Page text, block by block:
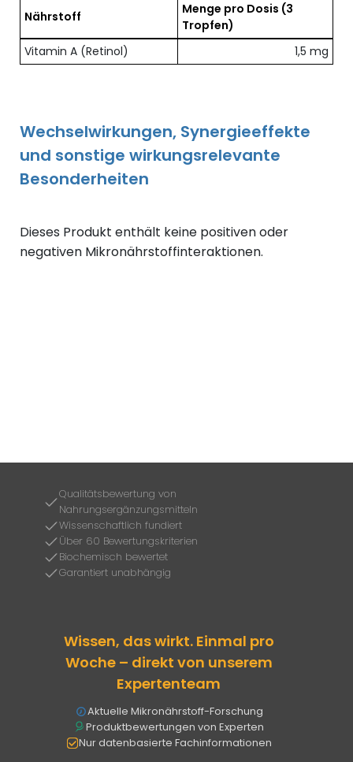
Übersicht der enthaltenen Nährstoffe pro Dosis
Nährstoff Menge pro Dosis (3
Tropfen)
Vitamin A (Retinol)
1,5 mg
Wechselwirkungen, Synergieeffekte
und sonstige wirkungsrelevante
Besonderheiten
Dieses Produkt enthält keine positiven oder
negativen Mikronährstoffinteraktionen.
Qualitätsbewertung von
Nahrungsergänzungsmitteln
Wissenschaftlich fundiert
Über 60 Bewertungskriterien
Biochemisch bewertet
Garantiert unabhängig
Wissen, das wirkt. Einmal pro
Woche – direkt von unserem
Expertenteam
Aktuelle Mikronährstoff-Forschung
Produktbewertungen von Experten
Nur datenbasierte Fachinformationen